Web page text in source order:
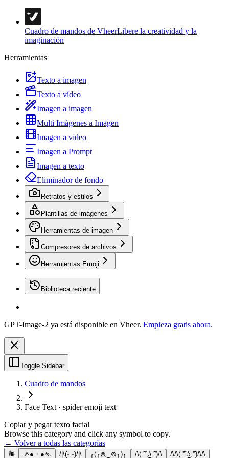
Cuadro de mandos de VheerLibere la creatividad y la
imaginación
Herramientas
Texto a imagen
Texto a vídeo
Imagen a imagen
Multi Imágenes a Imagen
Imagen a vídeo
Imagen a Prompt
Imagen a texto
Eliminador de fondo
Retratos y estilos
Plantillas de imágenes
Herramientas de imagen
Compresores de archivos
Herramientas Emoji
Biblioteca reciente
GPT-Image-2 ya está disponible en Vheer. Empieza gratis ahora.
Toggle Sidebar
Cuadro de mandos
Face Text · spider emoji text
Copiar y pegar texto facial
Browse this category and click any symbol to copy.
← Volver a todas las categorías
🕷 ᄽ●・●ᄿ /|\(◦.◦)/|\ ╭(╭⊚‿⊚╮)╮ /\( ͡° ͜ʖ ͡°)/\ /\/\( ͡° ͜ʖ ͡°)/\/\